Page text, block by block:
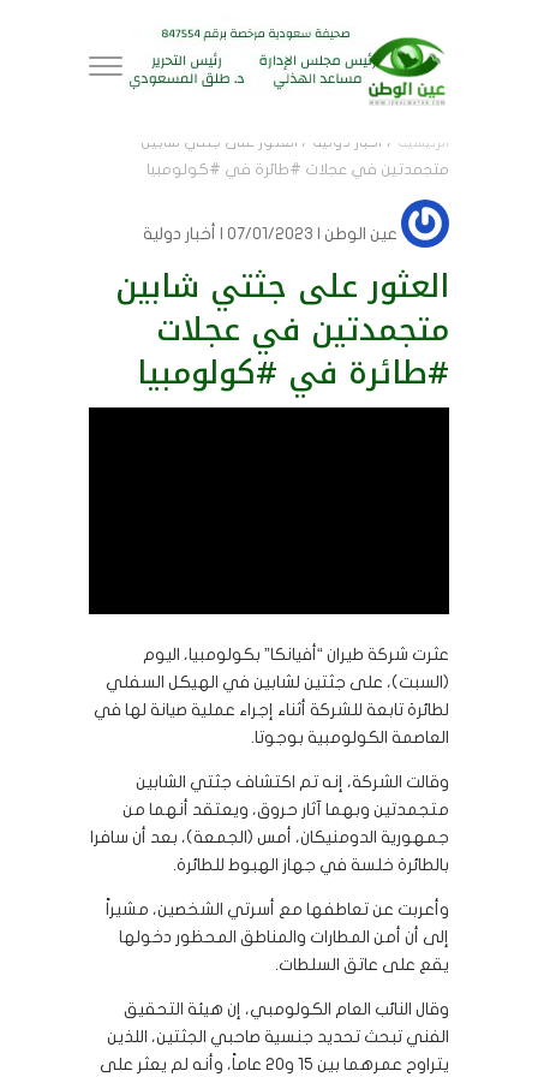
الرئيسية / أخبار دولية / العثور على جثتي شابين
متجمدتين في عجلات ⁧‫#طائرة‬⁩ في ⁧‫#كولومبيا‬⁩
عين الوطن
العثور على جثتي شابين
متجمدتين في عجلات
⁧‫#طائرة‬⁩ في ⁧‫#كولومبيا‬⁩
عثرت شركة طيران “أفيانكا” بكولومبيا، اليوم
(السبت)، على جثتين لشابين في الهيكل السفلي
لطائرة تابعة للشركة أثناء إجراء عملية صيانة لها في
العاصمة الكولومبية بوجوتا.
وقالت الشركة، إنه تم اكتشاف جثتي الشابين
متجمدتين وبهما آثار حروق، ويعتقد أنهما من
جمهورية الدومنيكان، أمس (الجمعة)، بعد أن سافرا
بالطائرة خلسة في جهاز الهبوط للطائرة.
وأعربت عن تعاطفها مع أسرتي الشخصين، مشيراً
إلى أن أمن المطارات والمناطق المحظور دخولها
يقع على عاتق السلطات.
وقال النائب العام الكولومبي، إن هيئة التحقيق
الفني تبحث تحديد جنسية صاحبي الجثتين، اللذين
يتراوح عمرهما بين 15 و20 عاماً، وأنه لم يعثر على